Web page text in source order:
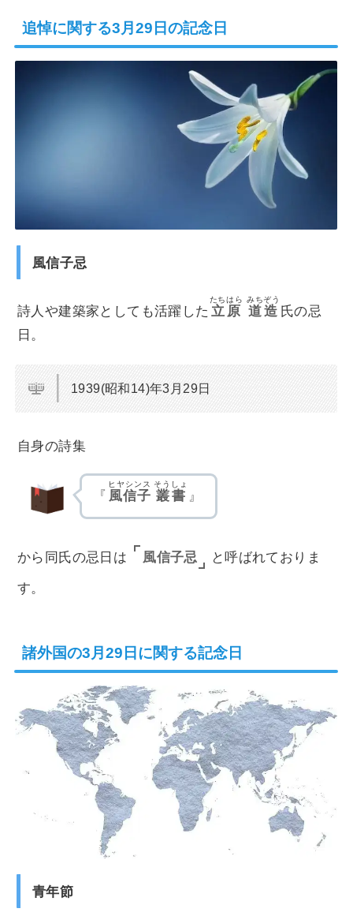
追悼に関する3月29日の記念日
風信子忌
詩人や建築家としても活躍した 立原
たちはら
道造
みちぞう
氏の忌
日。
1939(昭和14)年3月29日
自身の詩集
『 風信子
ヒヤシンス
叢書
そうしょ
』
から同氏の忌日は 風信子忌 と呼ばれておりま
す。
諸外国の3月29日に関する記念日
青年節